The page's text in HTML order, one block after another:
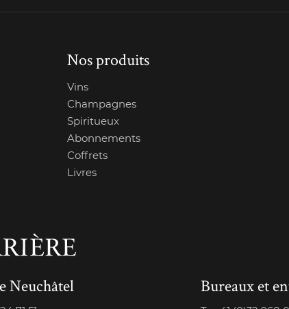
Nos produits
Vins
Champagnes
Spiritueux
Abonnements
Coffrets
Livres
Neuchâtel Bureaux et